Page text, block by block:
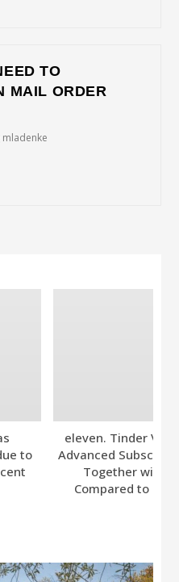
TO
MAIL ORDER
to
eleven. Tinder
Advanced
Together with
Compared to